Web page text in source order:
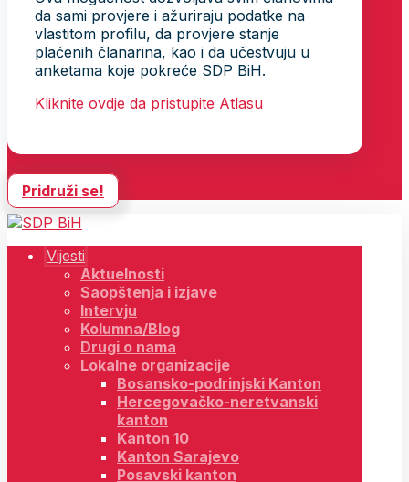
da sami provjere i ažuriraju podatke na
vlastitom profilu, da provjere stanje
plaćenih članarina, kao i da učestvuju u
anketama koje pokreće SDP BiH.
Kliknite ovdje da pristupite Atlasu
Pridruži se!
Vijesti
Aktuelnosti
Saopštenja i izjave
Intervju
Kolumna/Blog
Drugi o nama
Lokalne organizacije
Bosansko-podrinjski Kanton
Hercegovačko-neretvanski
kanton
Kanton 10
Kanton Sarajevo
Posavski kanton